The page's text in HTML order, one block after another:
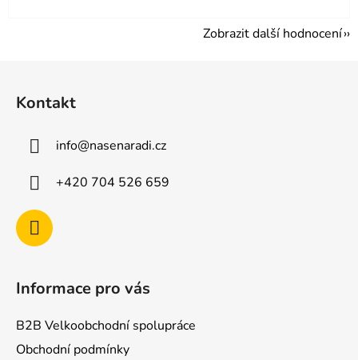
Zobrazit další hodnocení
Kontakt
info@nasenaradi.cz
+420 704 526 659
Informace pro vás
B2B Velkoobchodní spolupráce
Obchodní podmínky